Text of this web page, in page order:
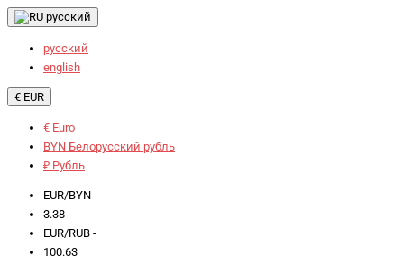
русский
русский
english
€ EUR
€ Euro
BYN Белорусский рубль
₽ Рубль
EUR/BYN -
3.38
EUR/RUB -
100.63